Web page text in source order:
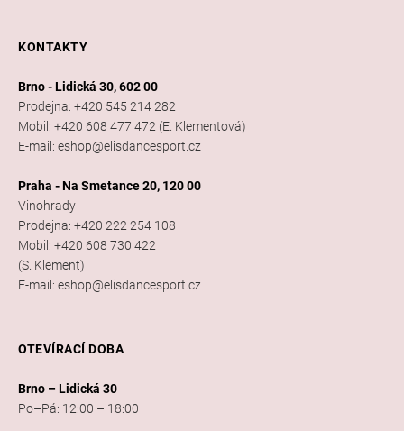
KONTAKTY
Brno - Lidická 30, 602 00
Prodejna: +420 545 214 282
Mobil: +420 608 477 472 (E. Klementová)
E-mail: eshop@elisdancesport.cz
Praha - Na Smetance 20, 120 00
Vinohrady
Prodejna: +420 222 254 108
Mobil: +420 608 730 422
(S. Klement)
E-mail: eshop@elisdancesport.cz
OTEVÍRACÍ DOBA
Brno – Lidická 30
Po–Pá: 12:00 – 18:00